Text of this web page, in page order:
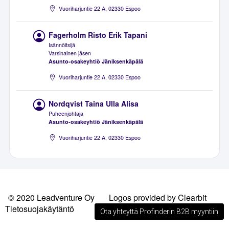
Vuoriharjuntie 22 A, 02330 Espoo
Fagerholm Risto Erik Tapani
Isännöitsijä
Varsinainen jäsen
Asunto-osakeyhtiö Jäniksenkäpälä
Vuoriharjuntie 22 A, 02330 Espoo
Nordqvist Taina Ulla Alisa
Puheenjohtaja
Asunto-osakeyhtiö Jäniksenkäpälä
Vuoriharjuntie 22 A, 02330 Espoo
© 2020 Leadventure Oy
Logos provided by Clearbit
Tietosuojakäytäntö
Ota yhteyttä Profinderin B2B myyntiin